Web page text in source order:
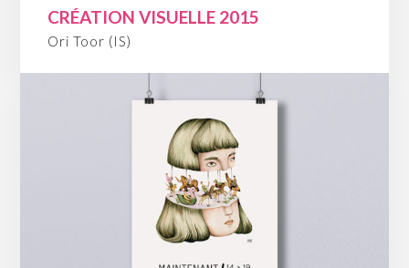
CRÉATION VISUELLE 2015
Ori Toor (IS)